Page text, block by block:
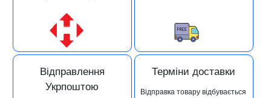
Відправлення
Укрпоштою
Терміни доставки
Відправка товару відбувається